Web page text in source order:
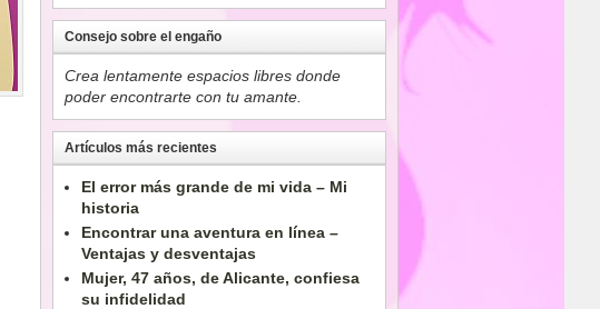
Consejo sobre el engaño
Crea lentamente espacios libres donde
poder encontrarte con tu amante.
Artículos más recientes
El error más grande de mi vida – Mi
historia
Encontrar una aventura en línea –
Ventajas y desventajas
Mujer, 47 años, de Alicante, confiesa
su infidelidad